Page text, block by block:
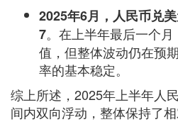
2025年6月，人民币兑
7。在上半年最后一个
值，但整体波动仍在预
率的基本稳定。
综上所述，2025年上半年人
间内双向浮动，整体保持了